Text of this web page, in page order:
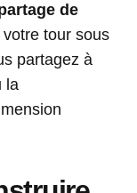
de
votre tour sous
partagez à
la